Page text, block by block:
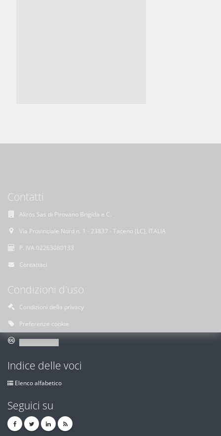
Contatti
Akros Sas di Pirovano Brigida e C.
Via Provinciale Nord n. 1 - 23837 - Taceno (LC), ITALIA
P. IVA 02263080133
Contattaci
Condizioni d'uso
Condizioni della privacy
Preferenze cookie
Indice delle voci
Elenco alfabetico
Seguici su